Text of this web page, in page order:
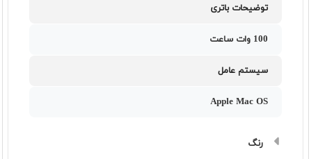
توضیحات باتری
100 وات ساعت
سیستم عامل
Apple Mac OS
رنگ